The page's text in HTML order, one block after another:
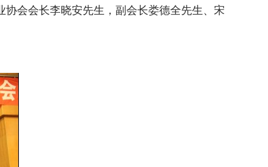
会会长李晓安先生，副会长娄德全先生、宋